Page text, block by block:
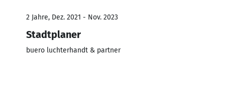
2 Jahre, Dez. 2021 - Nov. 2023
Stadtplaner
buero luchterhandt & partner